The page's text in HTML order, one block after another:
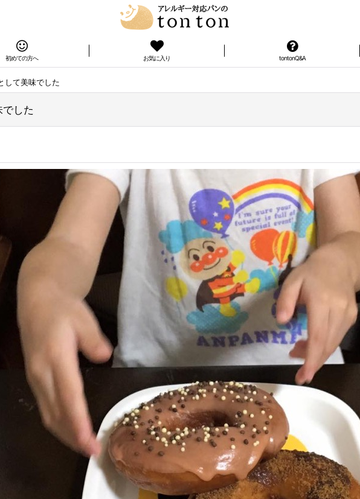
初めての方へ お気に入り tontonQ&A
して美味でした
した